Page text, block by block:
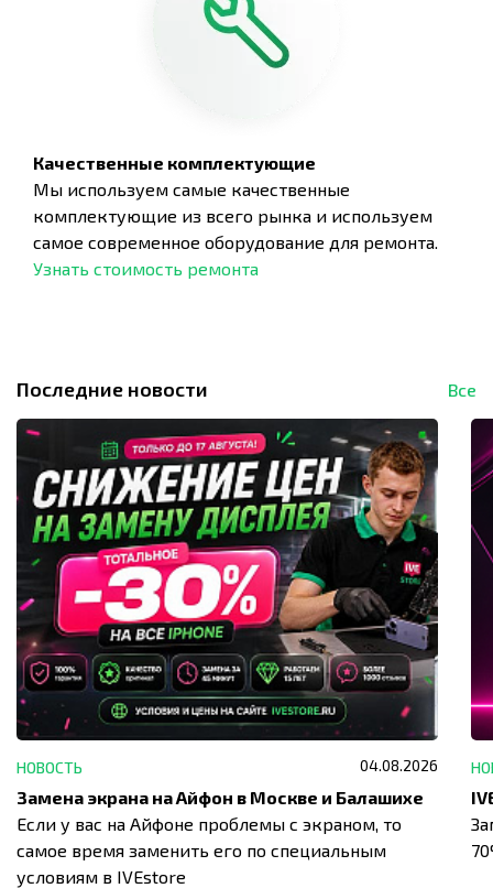
Качественные комплектующие
Мы используем самые качественные
комплектующие из всего рынка и используем
самое современное оборудование для ремонта.
Узнать стоимость ремонта
Последние новости Все
НОВОСТЬ 04.08.2026
Замена экрана на Айфон в Москве и Балашихе
Если у вас на Айфоне проблемы с экраном, то
самое время заменить его по специальным
условиям в IVEstore